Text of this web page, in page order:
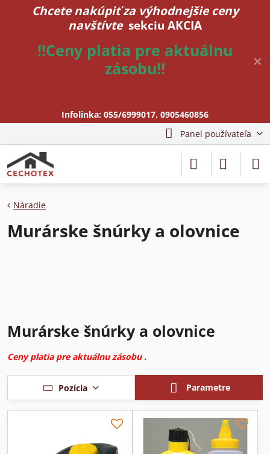
✕
Chcete nakúpiť za výhodnejšie ceny
navštívte sekciu AKCIA
!!Ceny platia pre aktuálnu
zásobu!!
Infolinka: 055/6999017, 0905460856
Panel používateľa
Náradie
Murárske šnúrky a olovnice
Murárske šnúrky a olovnice
Ceny platia pre aktuálnu zásobu .
Pozícia Parametre